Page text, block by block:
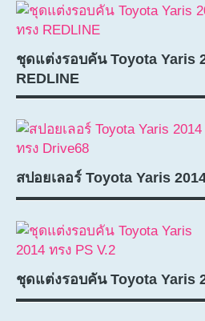
ชุดแต่งรอบคัน Toyota Yaris
REDLINE
สปอยเลอร์ Toyota Yaris
ชุดแต่งรอบคัน Toyota Yaris